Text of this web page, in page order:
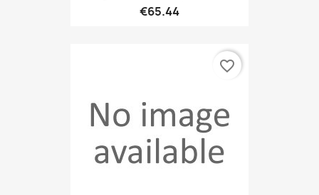
€65.44
favorite_border